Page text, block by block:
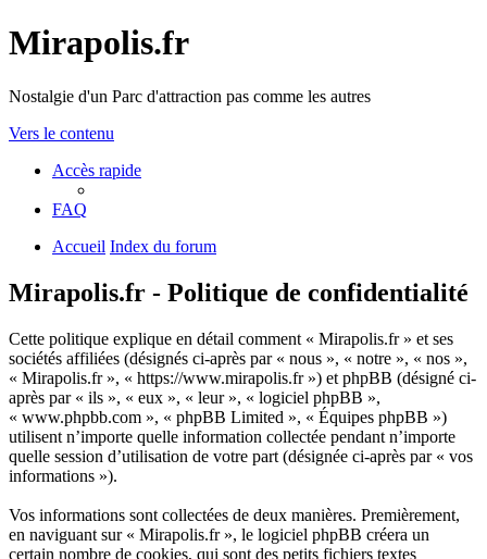
Mirapolis.fr
Nostalgie d'un Parc d'attraction pas comme les autres
Vers le contenu
Accès rapide
FAQ
Accueil Index du forum
Mirapolis.fr - Politique de confidentialité
Cette politique explique en détail comment « Mirapolis.fr » et ses
sociétés affiliées (désignés ci-après par « nous », « notre », « nos »,
« Mirapolis.fr », « https://www.mirapolis.fr ») et phpBB (désigné ci-
après par « ils », « eux », « leur », « logiciel phpBB »,
« www.phpbb.com », « phpBB Limited », « Équipes phpBB »)
utilisent n’importe quelle information collectée pendant n’importe
quelle session d’utilisation de votre part (désignée ci-après par « vos
informations »).
Vos informations sont collectées de deux manières. Premièrement,
en naviguant sur « Mirapolis.fr », le logiciel phpBB créera un
certain nombre de cookies, qui sont des petits fichiers textes